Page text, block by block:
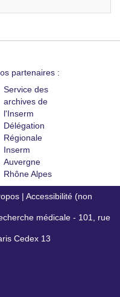
partenaires :
Service des
archives de
l'Inserm
Délégation
Régionale
Inserm
Auvergne
Rhône Alpes
| Accessibilité (non
médicale - 101, rue
Cedex 13